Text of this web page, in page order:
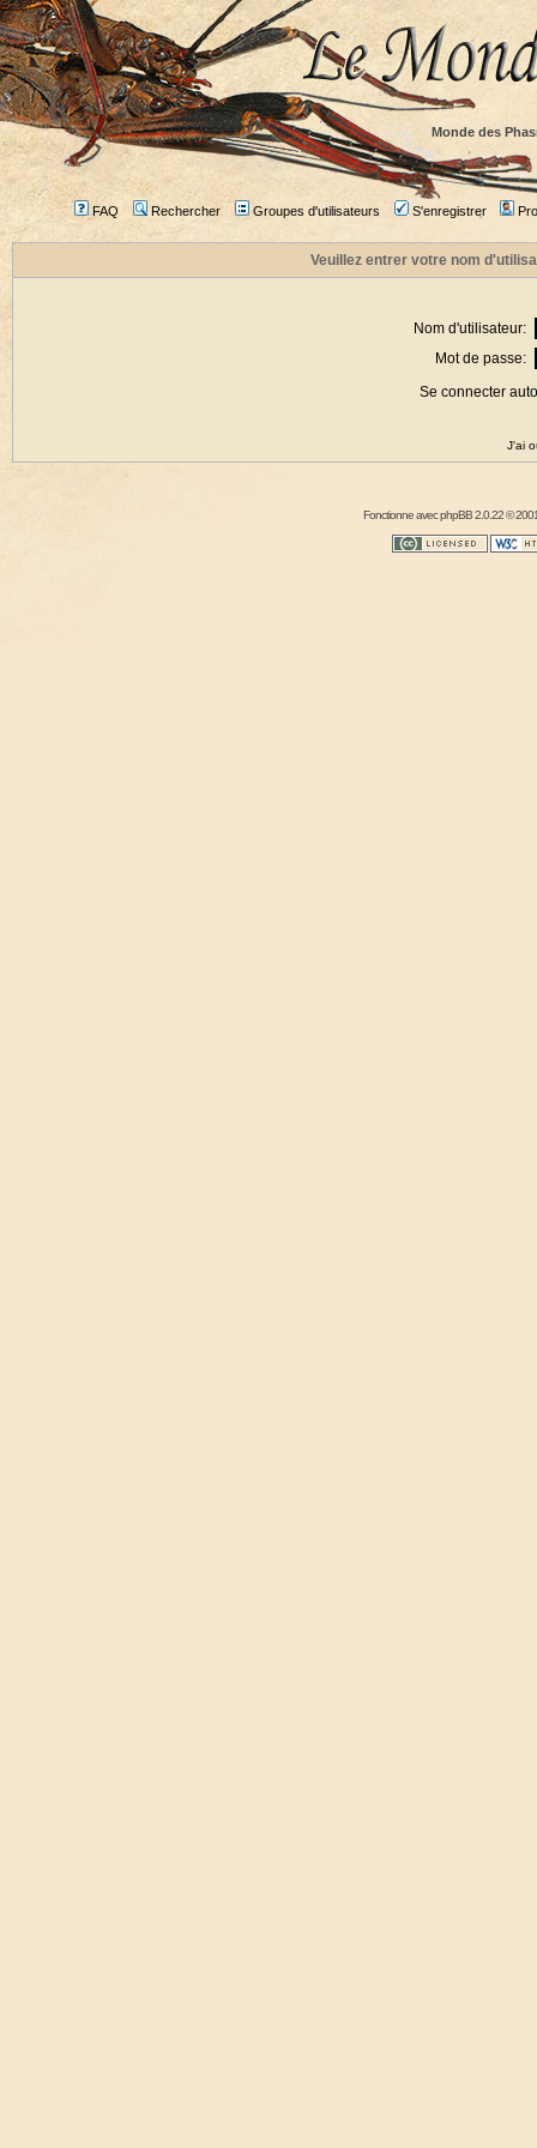
Monde des
FAQ Rechercher Groupes d'utilisateurs S'enregistrer
Veuillez entrer votre nom
Nom d'utilisateur:
Mot de passe:
Se connecter
J'ai
Fonctionne avecphpBB2.0.22 ©